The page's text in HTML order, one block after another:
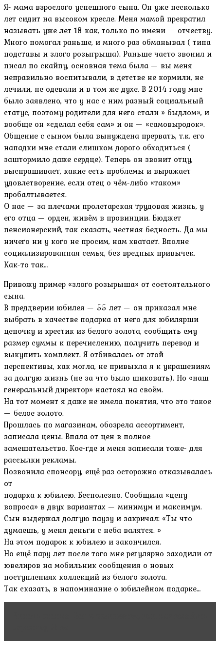
Я- мама взрослого успешного сына. Он уже несколько
лет сидит на высоком кресле. Меня мамой прекратил
называть уже лет 18 как, только по имени — отчеству.
Много помогал раньше, и много раз обманывал ( типа
подставы и злого розыгрыша). Раньше часто звонил и
писал по скайпу, основная тема была — вы меня
неправильно воспитывали, в детстве не кормили, не
лечили, не одевали и в том же духе. В 2014 году мне
было заявлено, что у нас с ним разный социальный
статус, поэтому родители для него стали » быдлом», и
вообще он «сделал себя сам» и он — «самовыродок».
Общение с сыном была вынуждена прервать, т.к. его
нападки мне стали слишком дорого обходиться (
заштормило даже сердце). Теперь он звонит отцу,
выспрашивает, какие есть проблемы и выражает
удовлетворение, если отец о чём-либо «таком»
пробалтывается.
О нас — за плечами пролетарская трудовая жизнь, у
его отца — орден, живём в провинции. Бюджет
пенсионерский, так сказать, честная бедность. Да мы
ничего ни у кого не просим, нам хватает. Вполне
социализированная семья, без вредных привычек.
Как-то так…
Привожу пример «злого розырыша» от состоятельного
сына.
В преддверии юбилея — 55 лет — он приказал мне
выбрать в качестве подарка от него для юбилярши
цепочку и крестик из белого золота, сообщить ему
размер суммы к перечислению, получить перевод и
выкупить комплект. Я отбивалась от этой
перспективы, как могла, не привыкла я к украшениям
за долгую жизнь (не за что было шиковать). Но «наш
генеральный директор» настоял на своём.
На тот момент я даже не имела понятия, что это такое
— белое золото.
Прошлась по магазинам, обозрела ассортимент,
записала цены. Впала от цен в полное
замешательство. Кое-где и меня записали тоже- для
рассылки рекламы.
Позвонила спонсору, ещё раз осторожно отказывалась
от
подарка к юбилею. Бесполезно. Сообщила «цену
вопроса» в двух вариантах — минимум и максимум.
Сын выдержал долгую паузу и закричал: «Ты что
думаешь, у меня деньги с неба валятся. »
На этом подарок к юбилею и закончился.
Но ещё пару лет после того мне регулярно заходили от
ювелиров на мобильник сообщения о новых
поступлениях коллекций из белого золота.
Так сказать, в напоминание о юбилейном подарке…